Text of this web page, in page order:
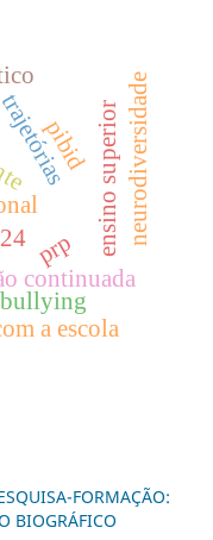
continuada
ensino superior
bullying
a escola
prp
neurodiversidade
pibid
FORMAÇÃO:
BIOGRÁFICO